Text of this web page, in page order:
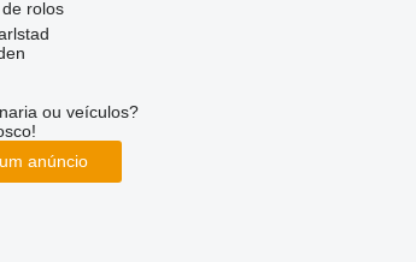
rolos
ou veículos?
anúncio